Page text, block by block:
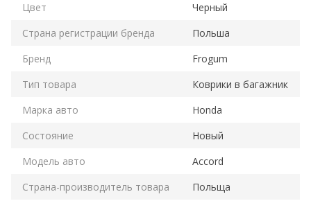
Цвет
Черный
Страна регистрации бренда
Польша
Бренд
Frogum
Тип товара
Коврики в багажник
Марка авто
Honda
Состояние
Новый
Модель авто
Accord
Страна-производитель товара
Польща